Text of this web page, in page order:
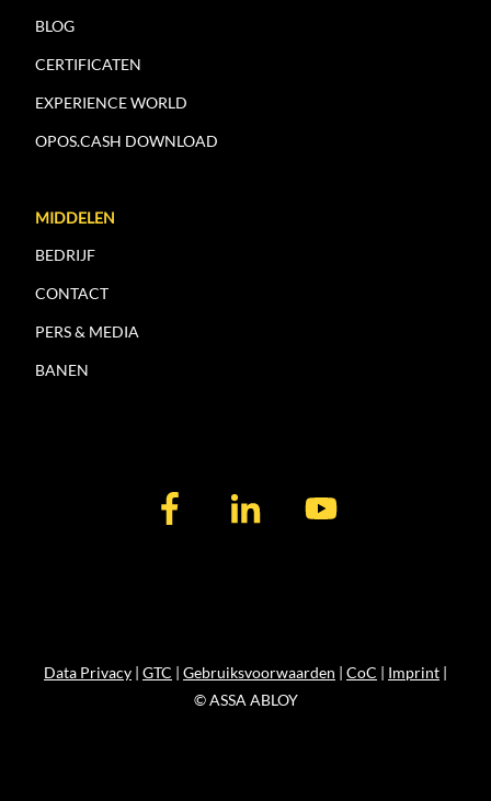
BLOG
CERTIFICATEN
EXPERIENCE WORLD
OPOS.CASH DOWNLOAD
MIDDELEN
BEDRIJF
CONTACT
PERS & MEDIA
BANEN
Data Privacy | GTC | Gebruiksvoorwaarden | CoC | Imprint |
© ASSA ABLOY